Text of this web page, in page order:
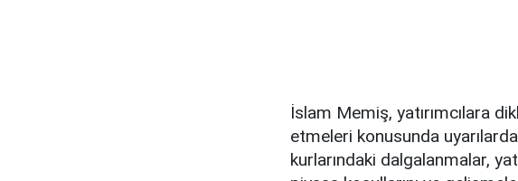
İslam Memiş, yatırımcılara
etmeleri konusunda
kurlarındaki dalgalanmalar,